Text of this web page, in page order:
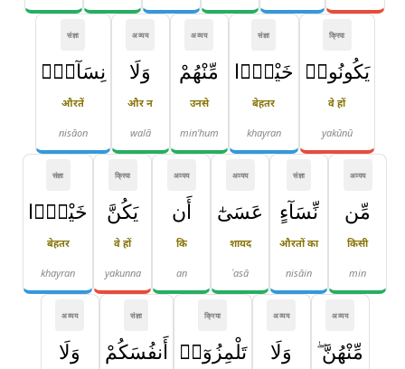
क्रिया
يَكُونُوا۟
वे हों
yakūnū
संज्ञा
خَيْرًۭا
बेहतर
khayran
अव्यय
مِّنْهُمْ
उनसे
min'hum
अव्यय
وَلَا
और न
walā
संज्ञा
نِسَآءٌۭ
औरतें
nisāon
अव्यय
مِّن
किसी
min
संज्ञा
نِّسَآءٍ
औरतों का
nisāin
अव्यय
عَسَىٰٓ
शायद
ʿasā
अव्यय
أَن
कि
an
क्रिया
يَكُنَّ
वे हों
yakunna
संज्ञा
خَيْرًۭا
बेहतर
khayran
अव्यय
مِّنْهُنَّ ۖ
अव्यय
وَلَا
क्रिया
تَلْمِزُوٓا۟
संज्ञा
أَنفُسَكُمْ
अव्यय
وَلَا